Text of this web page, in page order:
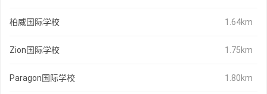
柏威国际学校 1.64km
Zion国际学校 1.75km
Paragon国际学校 1.80km